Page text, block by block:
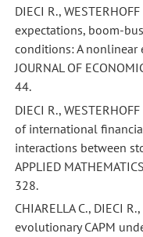
DIECI R.,
expectations, boom-
conditions: A nonlinear
JOURNAL OF
44.
DIECI R.,
of international
interactions between
APPLIED
328.
CHIARELLA C., DIECI
evolutionary CAPM